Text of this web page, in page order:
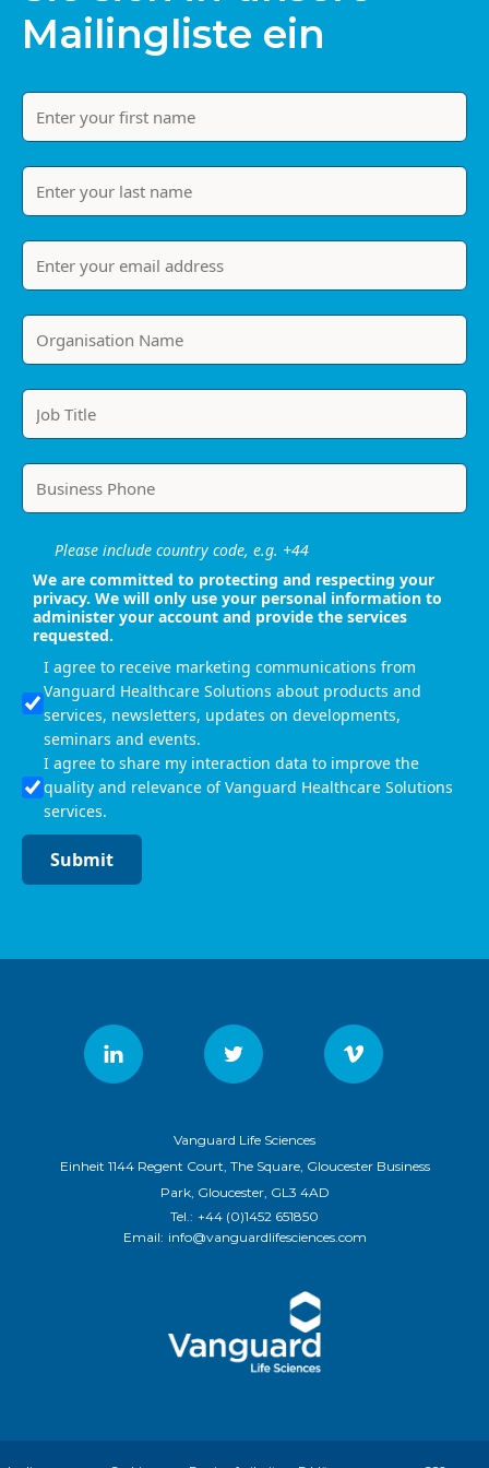
Mailingliste ein
Please include country code, e.g. +44
We are committed to protecting and respecting your
privacy. We will only use your personal information to
administer your account and provide the services
requested.
I agree to receive marketing communications from
Vanguard Healthcare Solutions about products and
services, newsletters, updates on developments,
seminars and events.
I agree to share my interaction data to improve the
quality and relevance of Vanguard Healthcare Solutions
services.
Submit
Vanguard Life Sciences
Einheit 1144 Regent Court, The Square, Gloucester Business
Park, Gloucester, GL3 4AD
Tel.: +44 (0)1452 651850
Email: info@vanguardlifesciences.com